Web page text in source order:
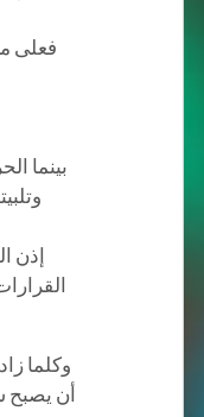
فعلى
بينما
إذن
وكلما
أن يصبح